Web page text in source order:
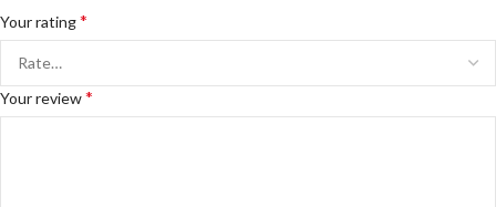
Your rating*
Your review*